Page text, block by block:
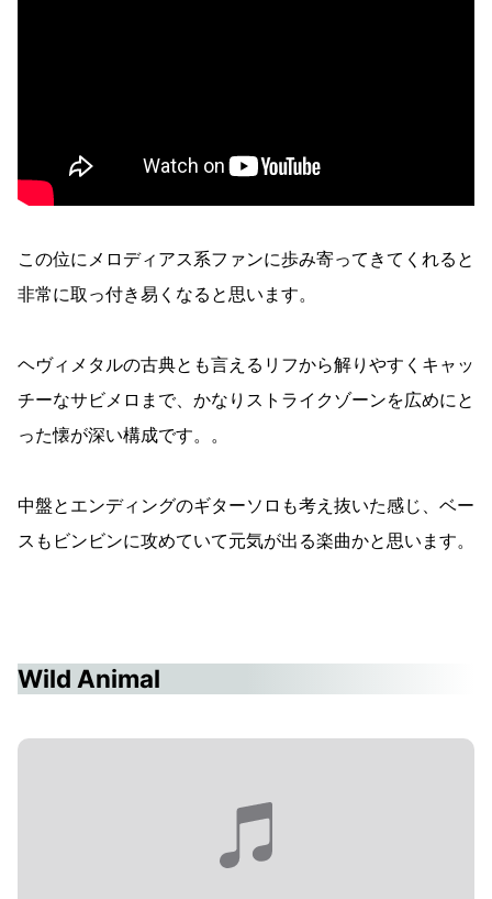
この位にメロディアス系ファンに歩み寄ってきてくれると
非常に取っ付き易くなると思います。
ヘヴィメタルの古典とも言えるリフから解りやすくキャッ
チーなサビメロまで、かなりストライクゾーンを広めにと
った懐が深い構成です。。
中盤とエンディングのギターソロも考え抜いた感じ、ベー
スもビンビンに攻めていて元気が出る楽曲かと思います。
Wild Animal